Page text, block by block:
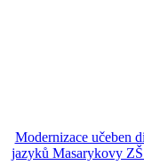
Modernizace učeben
jazyků Masarykovy